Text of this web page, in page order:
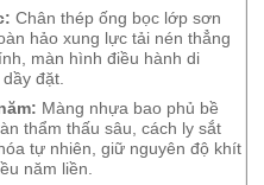
Chân thép ống bọc lớp sơn
hảo xung lực tải nén thẳng
màn hình điều hành di
đặt.
Màng nhựa bao phủ bề
thẩm thấu sâu, cách ly sắt
tự nhiên, giữ nguyên độ khít
năm liền.